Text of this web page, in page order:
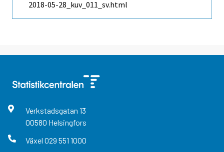
2018-05-28_kuv_011_sv.html
Verkstadsgatan 13
00580 Helsingfors
Växel 029 551 1000